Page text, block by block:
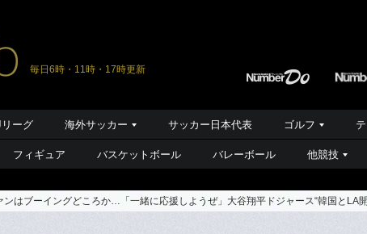
毎日6時・11時・17時更新
ーグ 海外サッカー サッカー日本代表 ゴルフ
フィギュア バスケットボール バレーボール 他競技
ンはブーイングどころか…「一緒に応援しようぜ」大谷翔平ドジャース“韓国とLA